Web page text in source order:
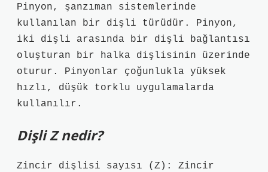
Pinyon, şanzıman sistemlerinde
kullanılan bir dişli türüdür. Pinyon,
iki dişli arasında bir dişli bağlantısı
oluşturan bir halka dişlisinin üzerinde
oturur. Pinyonlar çoğunlukla yüksek
hızlı, düşük torklu uygulamalarda
kullanılır.
Dişli Z nedir?
Zincir dişlisi sayısı (Z): Zincir